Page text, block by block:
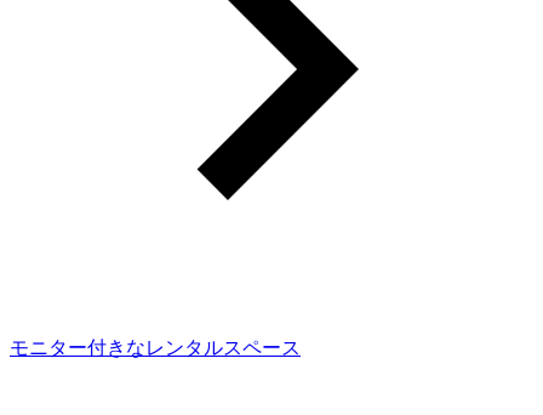
モニター付きなレンタルスペース